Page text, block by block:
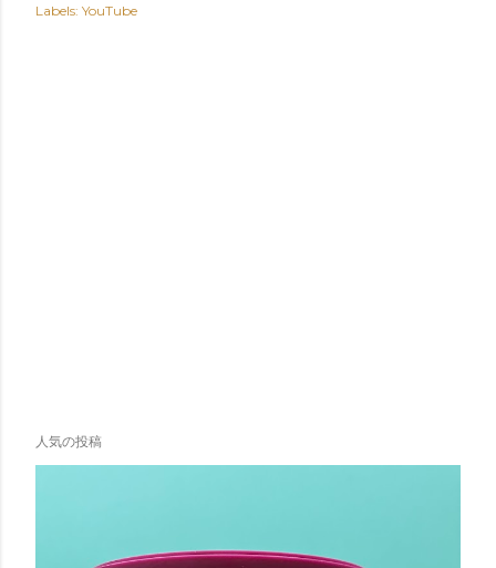
Labels: YouTube
人気の投稿